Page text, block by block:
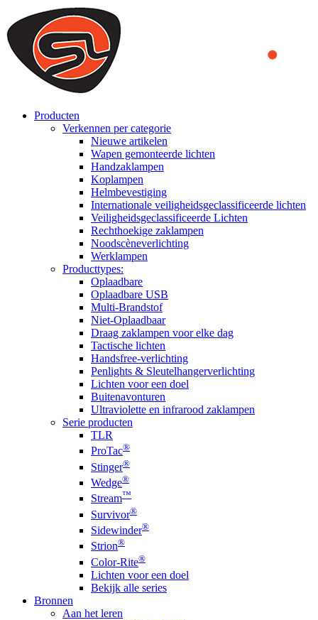
We use cookies to ensure that we provide you the best experience
on our website. By continuing to browse this website, you accept
that cookies are used to help us analyze how the website is used and
to offer you a better experience. To learn more or to find out how
you can disable cookies, you can access our
Producten
Verkennen per categorie
Nieuwe artikelen
Wapen gemonteerde lichten
Handzaklampen
Koplampen
Helmbevestiging
Internationale veiligheidsgeclassificeerde lichten
Veiligheidsgeclassificeerde Lichten
Rechthoekige zaklampen
Noodscèneverlichting
Werklampen
Producttypes:
Oplaadbare
Oplaadbare USB
Multi-Brandstof
Niet-Oplaadbaar
Draag zaklampen voor elke dag
Tactische lichten
Handsfree-verlichting
Penlights & Sleutelhangerverlichting
Lichten voor een doel
Buitenavonturen
Ultraviolette en infrarood zaklampen
Serie producten
TLR
ProTac®
Stinger®
Wedge®
Stream™
Survivor®
Sidewinder®
Strion®
Color-Rite®
Lichten voor een doel
Bekijk alle series
Bronnen
Aan het leren